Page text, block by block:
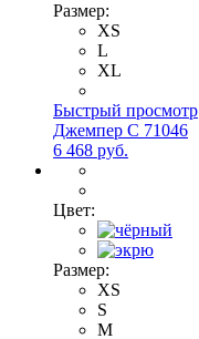
Размер:
XS
L
XL
Быстрый просмотр
Джемпер С 71046
6 468 руб.
Цвет:
Размер:
XS
S
M